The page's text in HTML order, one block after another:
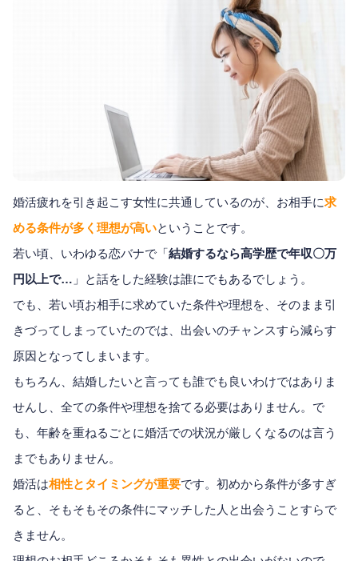
婚活疲れを引き起こす女性に共通しているのが、お相手に求
める条件が多く理想が高いということです。
若い頃、いわゆる恋バナで「結婚するなら高学歴で年収〇万
円以上で… 」と話をした経験は誰にでもあるでしょう。
でも、若い頃お相手に求めていた条件や理想を、そのまま引
きづってしまっていたのでは、出会いのチャンスすら減らす
原因となってしまいます。
もちろん、結婚したいと言っても誰でも良いわけではありま
せんし、全ての条件や理想を捨てる必要はありません。で
も、年齢を重ねるごとに婚活での状況が厳しくなるのは言う
までもありません。
婚活は相性とタイミングが重要です。初めから条件が多すぎ
ると、そもそもその条件にマッチした人と出会うことすらで
きません。